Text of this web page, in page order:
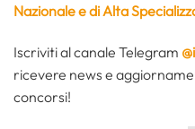
Nazionale e di Alta
Iscriviti al canale Telegram
ricevere news e
concorsi!